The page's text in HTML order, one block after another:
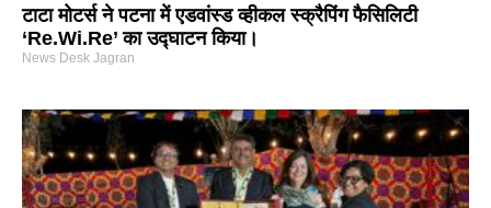
टाटा मोटर्स ने पटना में एडवांस्ड व्हीकल स्क्रैपिंग फैसिलिटी
‘Re.Wi.Re’ का उद्घाटन किया।
News Desk Jagran